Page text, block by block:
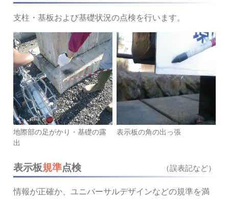
支柱・基板および基礎状況の点検を行います。
地際部の足がかり・基礎の露
出
表示板の角の出っ張
表示板規準点検 （誤表記など）
情報が正確か、ユニバーサルデザインなどの規準を満